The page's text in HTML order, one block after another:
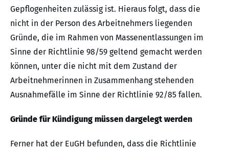
Gepflogenheiten zulässig ist. Hieraus folgt, dass die
nicht in der Person des Arbeitnehmers liegenden
Gründe, die im Rahmen von Massenentlassungen im
Sinne der Richtlinie 98/59 geltend gemacht werden
können, unter die nicht mit dem Zustand der
Arbeitnehmerinnen in Zusammenhang stehenden
Ausnahmefälle im Sinne der Richtlinie 92/85 fallen.
Gründe für Kündigung müssen dargelegt werden
Ferner hat der EuGH befunden, dass die Richtlinie